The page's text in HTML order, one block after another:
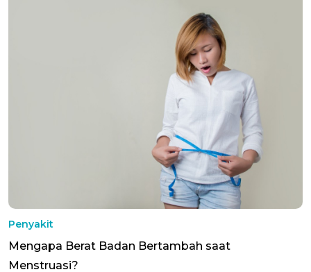
Penyakit
Mengapa Berat Badan Bertambah saat
Menstruasi?